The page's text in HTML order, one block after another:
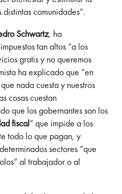
comunidades”.
Schwartz, ha
tan altos “a los
gratis y no queremos
ha explicado que “en
nada cuesta y nuestros
cosas cuestan
que los gobernantes son los
fiscal” que impide a los
todo lo que pagan, y
sectores “que
al trabajador o al